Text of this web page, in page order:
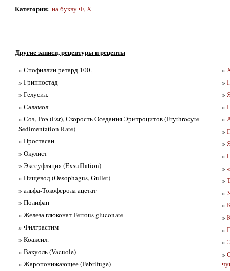
Категории: на бyквy Ф, Х
Другие записи, рецептуры и рецепты
» Спофиллин ретард 100.
» Гриппостад
» Гелусил.
» Саламол
» Соэ, Роэ (Esr), Скорость Оседания Эритроцитов (Erythrocyte
Sedimentation Rate)
» Простасан
» Окулист
» Экссуфляция (Exsufflation)
» Пищевод (Oesophagus, Gullet)
» альфа-Токоферола ацетат
» Полифан
» Железа глюконат Ferrous gluconate
» Филграстим
» Коаксил.
» Вакуоль (Vacuole)
» Жаропонижающее (Febrifuge)
»
»
»
»
»
»
»
»
»
»
»
»
»
»
»
»